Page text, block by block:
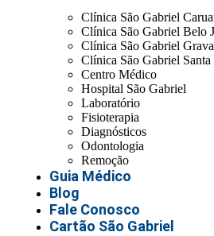
Clínica São Gabriel
Clínica São Gabriel Belo
Clínica São Gabriel
Clínica São Gabriel
Centro Médico
Hospital São Gabriel
Laboratório
Fisioterapia
Diagnósticos
Odontologia
Remoção
Guia Médico
Blog
Fale Conosco
Cartão São Gabriel